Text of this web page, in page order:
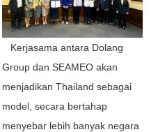
Kerjasama antara Dolang
Group dan SEAMEO akan
menjadikan Thailand sebagai
model, secara bertahap
menyebar lebih banyak negara